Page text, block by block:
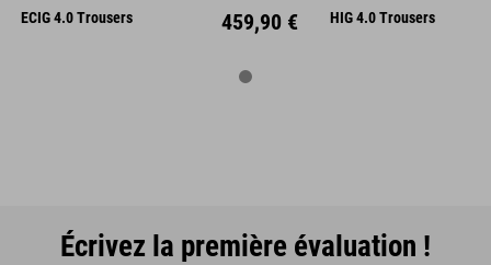
XL
ECIG 4.0 Trousers 459,90 € XL
HIG 4.0 Trousers
Écrivez la première évaluation !